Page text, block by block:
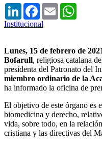
LinkedInFacebook
Email
Institucional
Lunes, 15 de febrero de
Bofarull, religiosa catalana
presidenta del Patronato del
miembro ordinario de la
ha informado la oficina de
El objetivo de este órgano es
biomedicina y derecho,
vida, sobre todo, en la
cristiana y las directivas del